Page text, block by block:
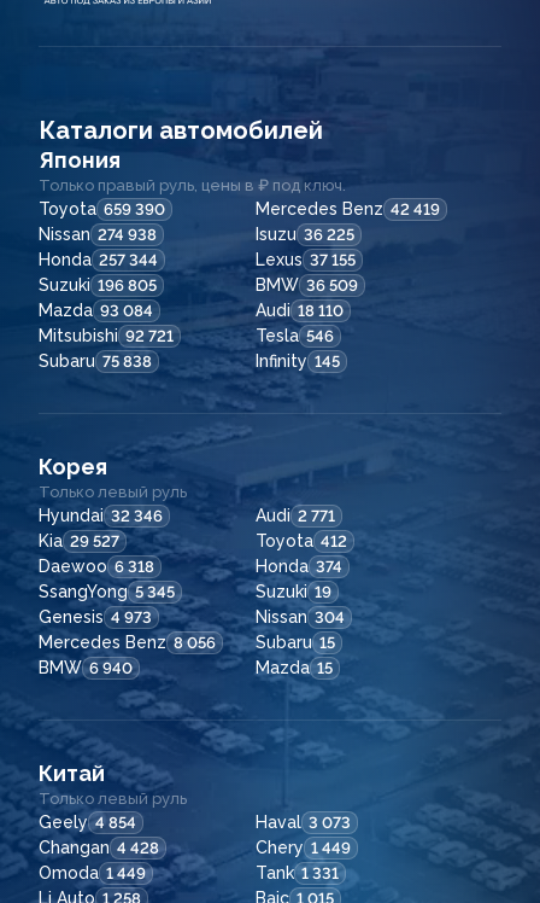
Каталоги автомобилей
Япония
Только правый руль, цены в ₽ под ключ.
Toyota 659 390 Mercedes Benz 42 419
Nissan 274 938 Isuzu 36 225
Honda 257 344 Lexus 37 155
Suzuki 196 805 BMW 36 509
Mazda 93 084 Audi 18 110
Mitsubishi 92 721 Tesla 546
Subaru 75 838 Infinity 145
Корея
Только левый руль
Hyundai 32 346 Audi 2 771
Kia 29 527 Toyota 412
Daewoo 6 318 Honda 374
SsangYong 5 345 Suzuki 19
Genesis 4 973 Nissan 304
Mercedes Benz 8 056 Subaru 15
BMW 6 940 Mazda 15
Китай
Только левый руль
Geely 4 854 Haval 3 073
Changan 4 428 Chery 1 449
Omoda 1 449 Tank 1 331
Li Auto 1 258 Baic 1 015